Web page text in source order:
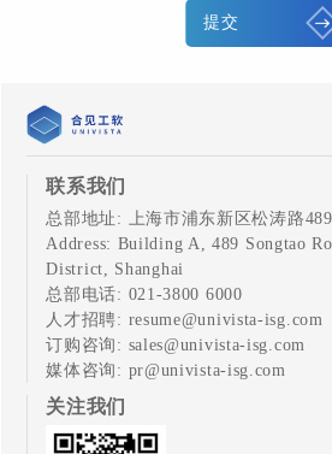
提交
联系我们
总部地址: 上海市浦东新区松涛路
Address: Building A, 489 Songtao
District, Shanghai
总部电话: 021-3800 6000
人才招聘: resume@univista-isg.com
订购咨询: sales@univista-isg.com
媒体咨询: pr@univista-isg.com
关注我们